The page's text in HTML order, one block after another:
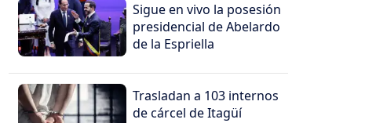
Sigue en vivo la posesión
presidencial de Abelardo
de la Espriella
Trasladan a 103 internos
de cárcel de Itagüí